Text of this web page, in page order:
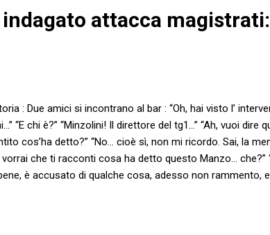
attacca
: Due amici si incontrano al bar : “Oh, hai visto l’
“E chi è?” “Minzolini! Il direttore del tg1…” “Ah, vuoi dire
cos’ha detto?” “No… cioè sì, non mi ricordo. Sai, la
che ti racconti cosa ha detto questo Manzo… che?”
è accusato di qualche cosa, adesso non rammento,
solo per i cazzi suoi, scusa la parola, come si diceva?